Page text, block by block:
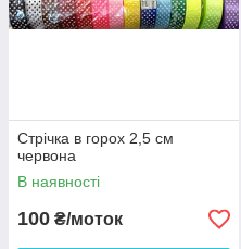
Стрічка в горох 2,5 см
червона
В наявності
100 ₴/моток